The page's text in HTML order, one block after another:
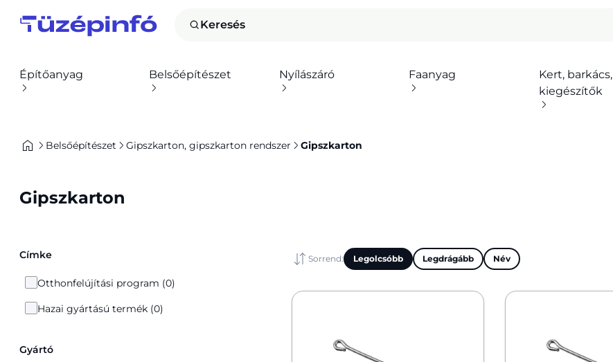
Keresés
Építőanyag Belsőépítészet Nyílászáró Faanyag
Kert, barkács,
kiegészítők
Belsőépítészet Gipszkarton, gipszkarton rendszer Gipszkarton
Gipszkarton
Címke
Otthonfelújítási program (0)
Hazai gyártású termék (0)
Gyártó
Sorrend: Legolcsóbb Legdrágább Név